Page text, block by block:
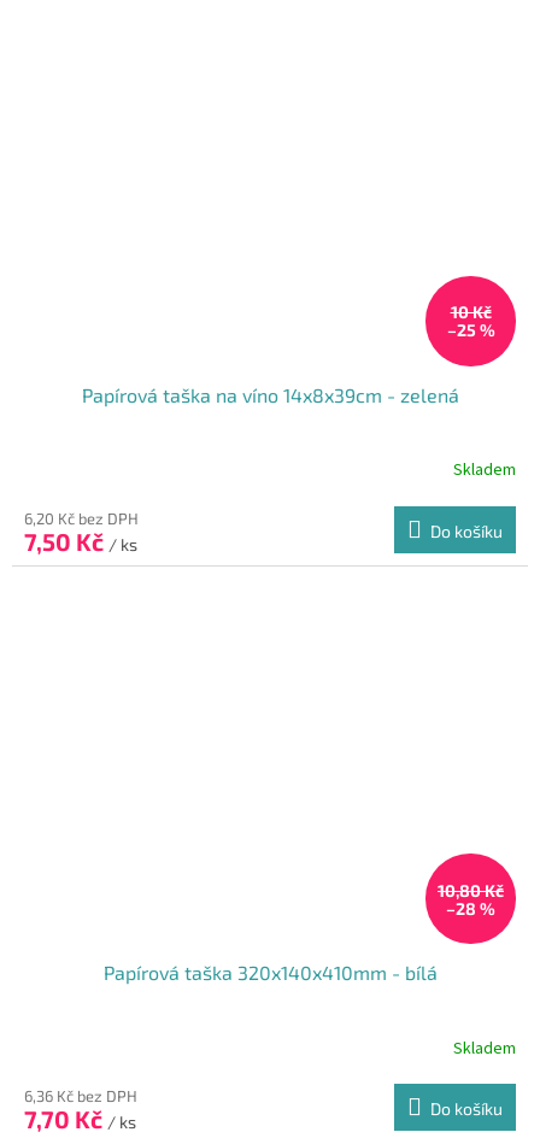
10 Kč
–25 %
Papírová taška na víno 14x8x39cm - zelená
produktu
je
4,7
Skladem
6,20 Kč bez DPH
7,50 Kč / ks
Do košíku
10,80 Kč
–28 %
Papírová taška 320x140x410mm - bílá
Skladem
6,36 Kč bez DPH
7,70 Kč / ks
Do košíku